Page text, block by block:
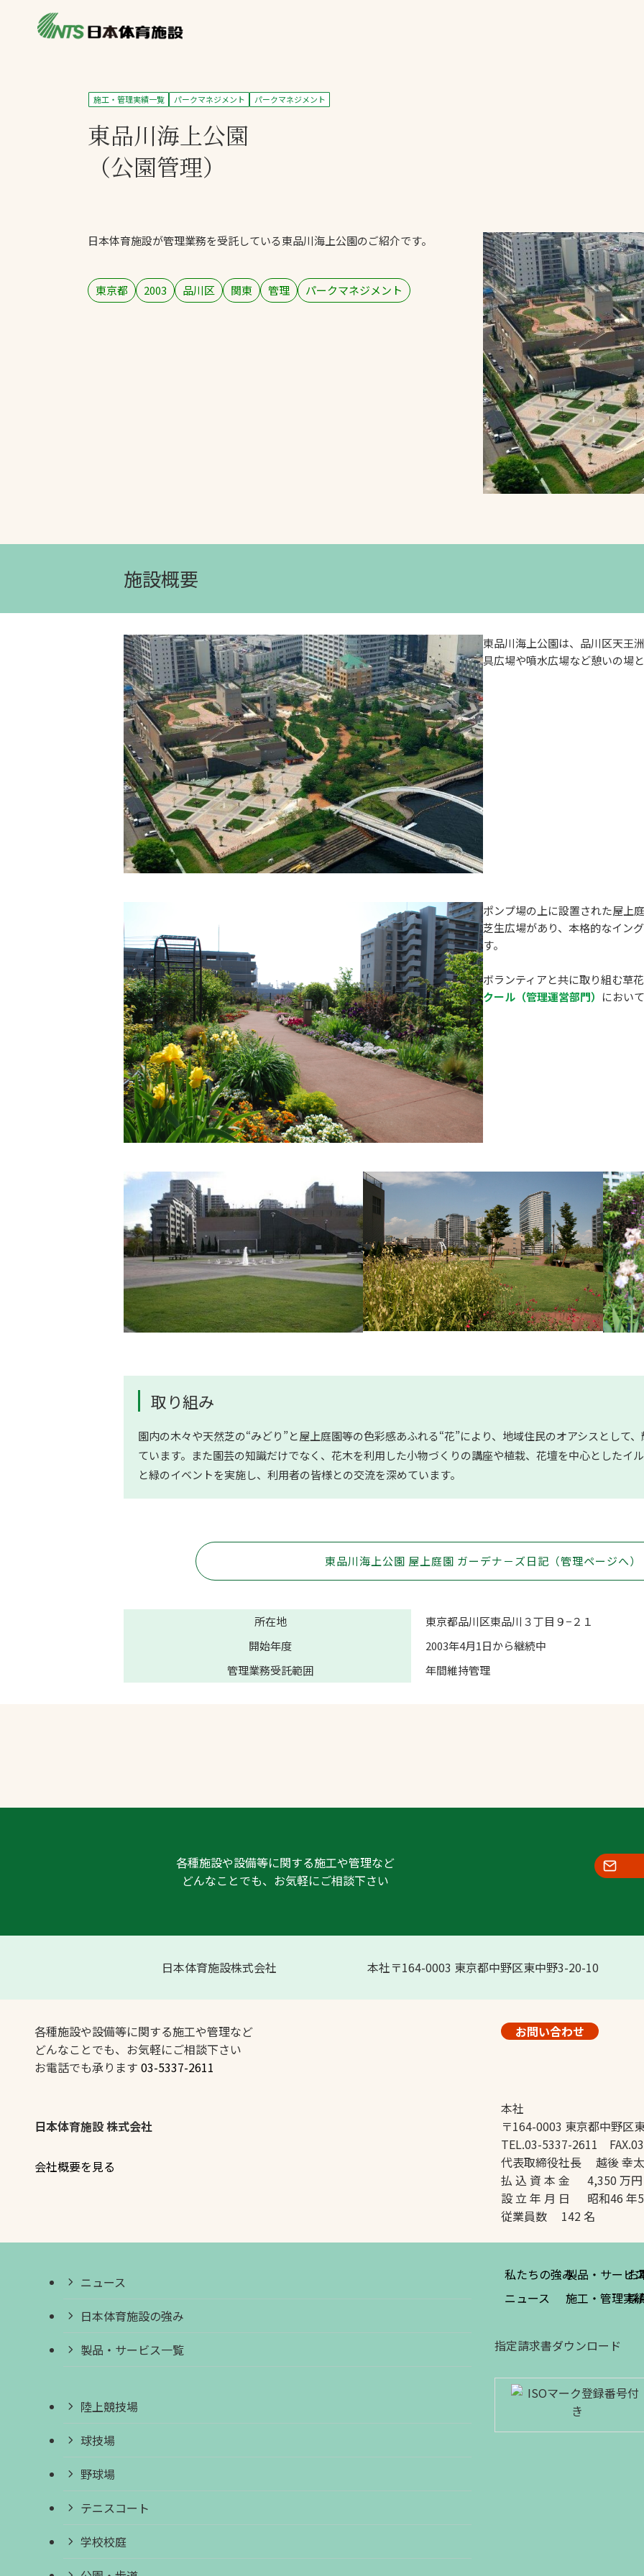
ニュース
ライブラリ
施設別カテゴリー
施設別一覧を見る
クレイ（土）舗装
施設管理
パークマネジメント
スポーツターフ（芝
施工・管理実績
施工・管理実績一覧 パークマネジメント パークマネジメント
東品川海上公園
（公園管理）
日本体育施設が管理業務を受託している東品川海上公園のご紹介です。
東京都 2003 品川区 関東 管理 パークマネジメント
施設概要
東品川海上公園は、品川区天王
具広場や噴水広場など憩いの場
ポンプ場の上に設置された屋上
芝生広場があり、本格的なイン
す。
ボランティアと共に取り組む草
クール（管理運営部門） におい
取り組み
園内の木々や天然芝の“みどり”と屋上庭園等の色彩感あふれる“花”により、地域住民のオアシスとして
ています。また園芸の知識だけでなく、花木を利用した小物づくりの講座や植栽、花壇を中心としたイ
と緑のイベントを実施し、利用者の皆様との交流を深めています。
東品川海上公園 屋上庭園 ガーデナ－ズ日記（管理ページへ）
所在地
東京都品川区東品川３丁目９−２１
開始年度
2003年4月1日から継続中
管理業務受託範囲
年間維持管理
各種施設や設備等に関する施工や管理など
どんなことでも、お気軽にご相談下さい
日本体育施設株式会社 本社〒164-0003 東京都中野区東中野3-20-10
各種施設や設備等に関する施工や管理など
どんなことでも、お気軽にご相談下さい
お電話でも承ります 03-5337-2611
お問い合わせ
日本体育施設 株式会社
会社概要を見る
本社
〒164-0003 東京都中野区
TEL.03-5337-2611
代表取締役社長 越後 幸
払 込 資 本 金 4,350 万円
設 立 年 月 日 昭和46 年
従業員数 142 名
ニュース
日本体育施設の強み
製品・サービス一覧
陸上競技場
球技場
野球場
テニスコート
学校校庭
私たちの強み
ニュース
製品・サービ
施工・管理実
お
採
指定請求書ダウンロード